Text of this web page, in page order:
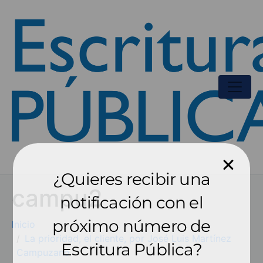
campu2
Inicio
La prioridad, el cliente, por José Luis Martínez
Campuzano
¿Quieres recibir una
notificación con el
próximo número de
Escritura Pública?